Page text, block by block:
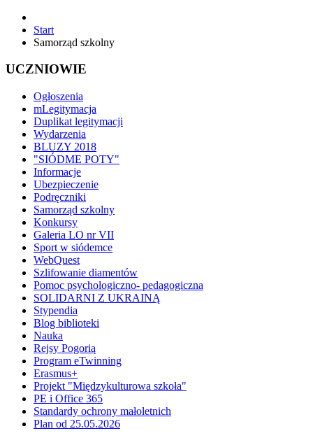
Start
Samorząd szkolny
UCZNIOWIE
Ogłoszenia
mLegitymacja
Duplikat legitymacji
Wydarzenia
BLUZY 2018
"SIÓDME POTY"
Informacje
Ubezpieczenie
Podręczniki
Samorząd szkolny
Konkursy
Galeria LO nr VII
Sport w siódemce
WebQuest
Szlifowanie diamentów
Pomoc psychologiczno- pedagogiczna
SOLIDARNI Z UKRAINĄ
Stypendia
Blog biblioteki
Nauka
Rejsy Pogorią
Program eTwinning
Erasmus+
Projekt "Międzykulturowa szkoła"
PE i Office 365
Standardy ochrony małoletnich
Plan od 25.05.2026